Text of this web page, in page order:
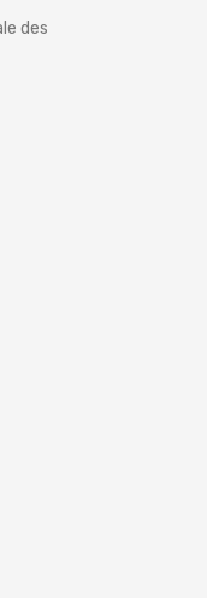
des